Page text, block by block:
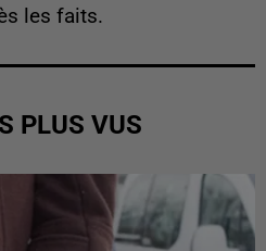
les faits.
PLUS VUS